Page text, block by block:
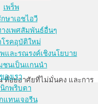
เพร็พ
ษาเอชไอวี
งเพศสัมพันธ์อื่นๆ
รคอุบัติใหม่
และรณรงค์เชิงนโยบาย
ชนเป็นแกนนำ
งเรา
กพริบตา
แทนเจอรีน
รานา (Dr. Aadia Rana)
ว่าเป็นเหตุผลสำคัญที่ทำให้
. รานา ศาสตราจารย์ด้าน
มิงแฮม กล่าวถึงปัจจัยบาง
มารถกินยาในแต่ละวันได้
ติด ความรับผิดชอบหลาย
ที่อยู่อาศัยที่ไม่มั่นคง และการ